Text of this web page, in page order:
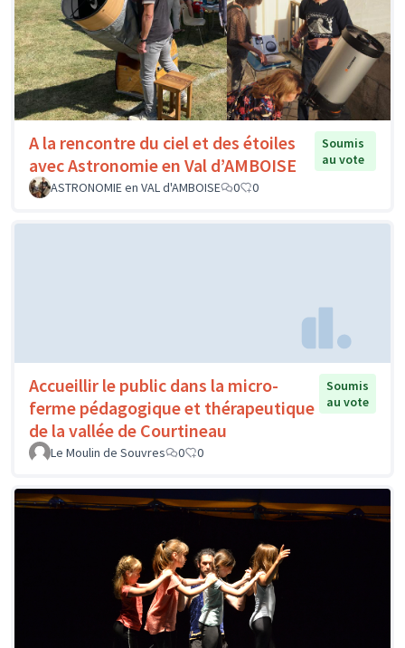
A la rencontre du ciel et des étoiles
avec Astronomie en Val d’AMBOISE
Soumis
au vote
ASTRONOMIE en VAL d'AMBOISE
0 0
Accueillir le public dans la micro-
ferme pédagogique et thérapeutique
de la vallée de Courtineau
Soumis
au vote
Le Moulin de Souvres 0 0